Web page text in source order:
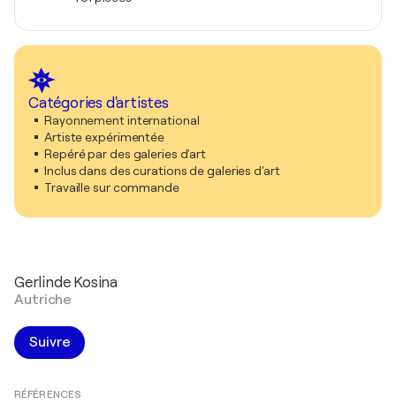
Catégories d'artistes
Rayonnement international
Artiste expérimentée
Repéré par des galeries d'art
Inclus dans des curations de galeries d'art
Travaille sur commande
Gerlinde Kosina
Autriche
Suivre
RÉFÉRENCES